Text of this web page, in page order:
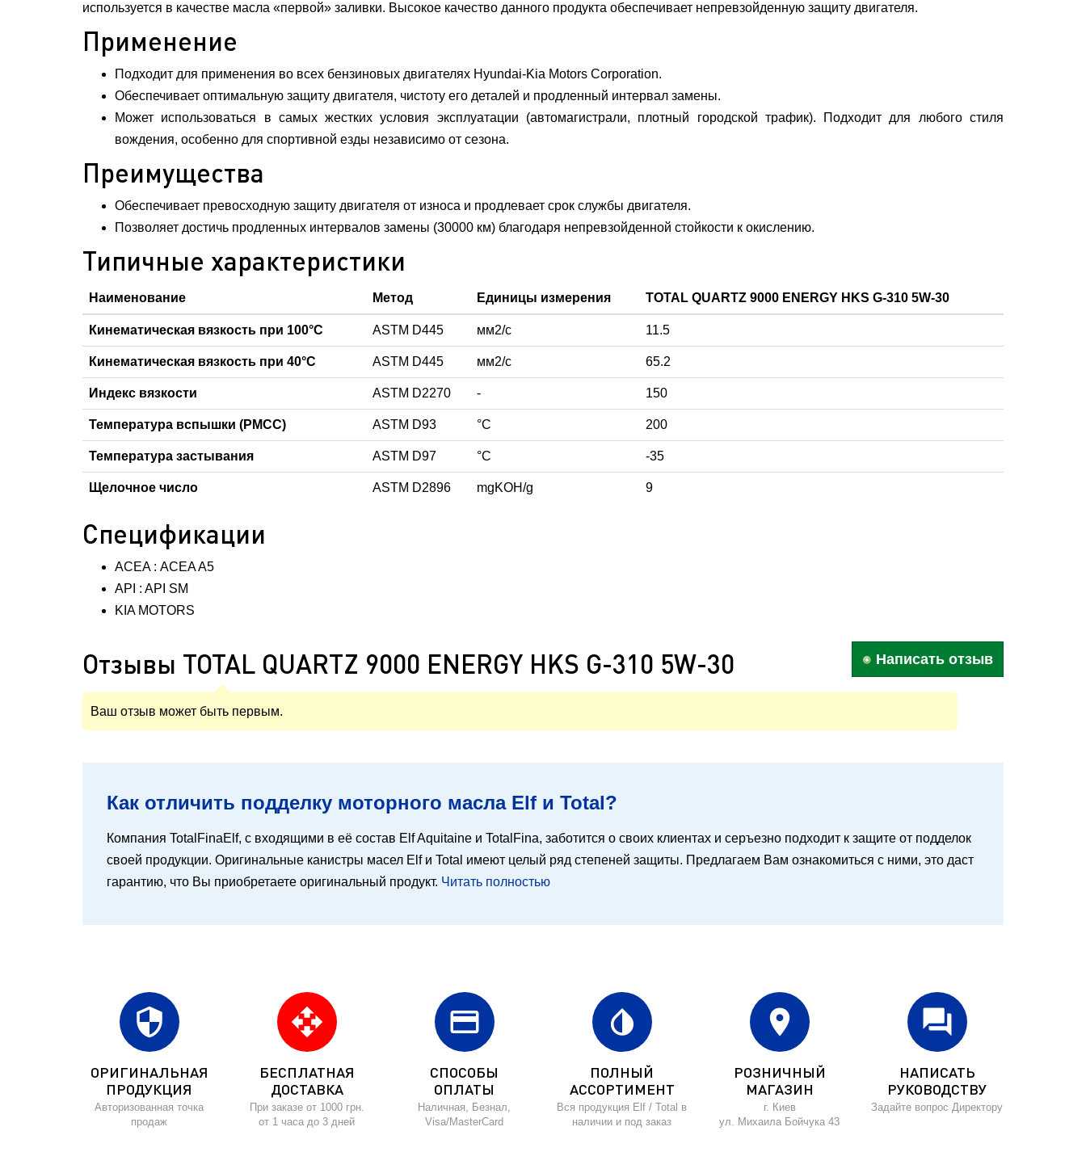
используется в качестве масла «первой» заливки. Высокое качество данного продукта обеспечивает непревзойденную защиту двигателя.
Применение
Подходит для применения во всех бензиновых двигателях Hyundai-Kia Motors Corporation.
Обеспечивает оптимальную защиту двигателя, чистоту его деталей и продленный интервал замены.
Может использоваться в самых жестких условия эксплуатации (автомагистрали, плотный городской трафик). Подходит для любого стиля
вождения, особенно для спортивной езды независимо от сезона.
Преимущества
Обеспечивает превосходную защиту двигателя от износа и продлевает срок службы двигателя.
Позволяет достичь продленных интервалов замены (30000 км) благодаря непревзойденной стойкости к окислению.
Типичные характеристики
Наименование Метод Единицы измерения TOTAL QUARTZ 9000 ENERGY HKS G-310 5W-30
Кинематическая вязкость при 100°С ASTM D445 мм2/с 11.5
Кинематическая вязкость при 40°С ASTM D445 мм2/с 65.2
Индекс вязкости ASTM D2270 - 150
Температура вспышки (PMCC) ASTM D93 °С 200
Температура застывания ASTM D97 °С -35
Щелочное число ASTM D2896 mgKOH/g 9
Спецификации
ACEA : ACEA A5
API : API SM
KIA MOTORS
Отзывы TOTAL QUARTZ 9000 ENERGY HKS G-310 5W-30 Написать отзыв
Ваш отзыв может быть первым.
Как отличить подделку моторного масла Elf и Total?
Компания TotalFinaElf, с входящими в её состав Elf Aquitaine и TotalFina, заботится о своих клиентах и серъезно подходит к защите от подделок
своей продукции. Оригинальные канистры масел Elf и Total имеют целый ряд степеней защиты. Предлагаем Вам ознакомиться с ними, это даст
гарантию, что Вы приобретаете оригинальный продукт. Читать полностью
security
ОРИГИНАЛЬНАЯ
ПРОДУКЦИЯ
Авторизованная точка
продаж
open_with
БЕСПЛАТНАЯ
ДОСТАВКА
При заказе от 1000 грн.
от 1 часа до 3 дней
credit_card
СПОСОБЫ
ОПЛАТЫ
Наличная, Безнал,
Visa/MasterCard
invert_colors
ПОЛНЫЙ
АССОРТИМЕНТ
Вся продукция Elf / Total в
наличии и под заказ
location_on
РОЗНИЧНЫЙ
МАГАЗИН
г. Киев
ул. Михаила Бойчука 43
forum
НАПИСАТЬ
РУКОВОДСТВУ
Задайте вопрос Директору